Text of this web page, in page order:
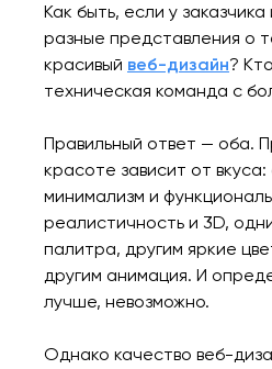
Как быть, если у
разные представления о
красивый веб-дизайн?
техническая команда с
Правильный ответ — оба.
красоте зависит от
минимализм и
реалистичность и 3D,
палитра, другим яркие
другим анимация. И
лучше, невозможно.
Однако качество веб-